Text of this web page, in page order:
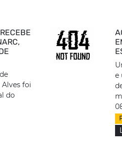
Alves foi
do
e